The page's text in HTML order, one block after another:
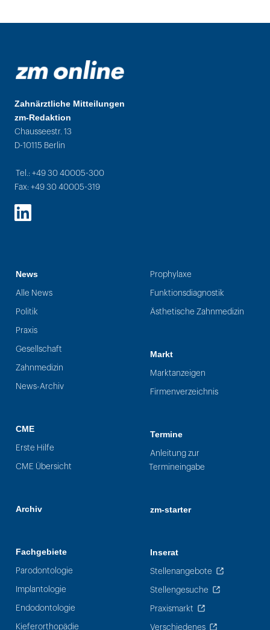
Zahnärztliche Mitteilungen
zm-Redaktion
Chausseestr. 13
D-10115 Berlin
Tel.: +49 30 40005-300
Fax: +49 30 40005-319
LinkedIn
News
Alle News
Politik
Praxis
Gesellschaft
Zahnmedizin
News-Archiv
CME
Erste Hilfe
CME Übersicht
Archiv
Fachgebiete
Parodontologie
Implantologie
Endodontologie
Kieferorthopädie
Prophylaxe
Funktionsdiagnostik
Ästhetische Zahnmedizin
Markt
Marktanzeigen
Firmenverzeichnis
Termine
Anleitung zur
Termineingabe
zm-starter
Inserat
Stellenangebote
Stellengesuche
Praxismarkt
Verschiedenes